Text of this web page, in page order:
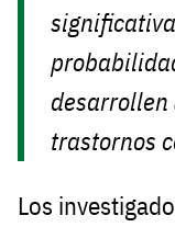
desarrollen
trastornos
Los